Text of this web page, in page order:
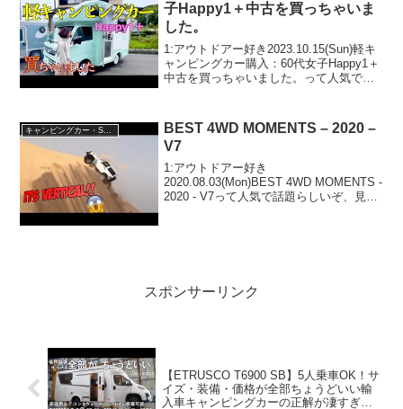
子Happy1＋中古を買っちゃいま
した。
1:アウトドアー好き2023.10.15(Sun)軽キ
ャンピングカー購入：60代女子Happy1＋
中古を買っちゃいました。って人気で話
目です！3:アウ...
BEST 4WD MOMENTS – 2020 –
V7
1:アウトドアー好き
2020.08.03(Mon)BEST 4WD MOMENTS -
2020 - V7って人気で話題らしいぞ、見逃
スポンサーリンク
【ETRUSCO T6900 SB】5人乗車OK！サ
イズ・装備・価格が全部ちょうどいい輸
入車キャンピングカーの正解が凄すぎ